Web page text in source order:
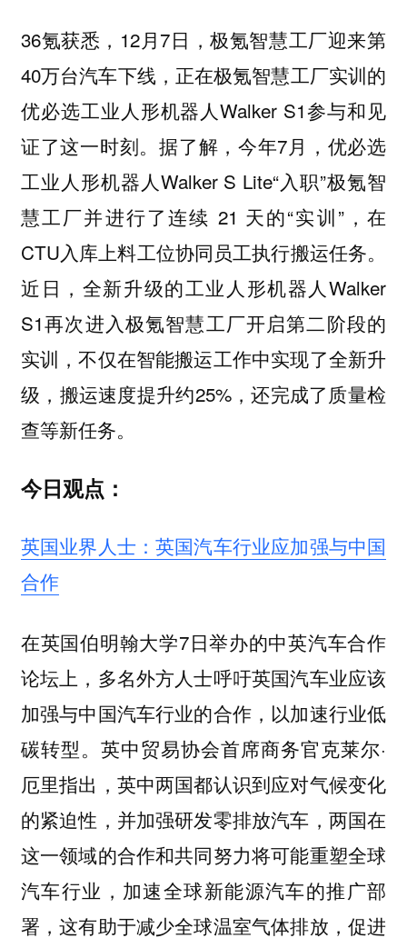
36氪获悉，12月7日，极氪智慧工厂迎来第
40万台汽车下线，正在极氪智慧工厂实训的
优必选工业人形机器人Walker S1参与和见
证了这一时刻。据了解，今年7月，优必选
工业人形机器人Walker S Lite“入职”极氪智
慧工厂并进行了连续 21 天的“实训”，在
CTU入库上料工位协同员工执行搬运任务。
近日，全新升级的工业人形机器人Walker
S1再次进入极氪智慧工厂开启第二阶段的
实训，不仅在智能搬运工作中实现了全新升
级，搬运速度提升约25%，还完成了质量检
查等新任务。
今日观点：
英国业界人士：英国汽车行业应加强与中国
合作
在英国伯明翰大学7日举办的中英汽车合作
论坛上，多名外方人士呼吁英国汽车业应该
加强与中国汽车行业的合作，以加速行业低
碳转型。英中贸易协会首席商务官克莱尔·
厄里指出，英中两国都认识到应对气候变化
的紧迫性，并加强研发零排放汽车，两国在
这一领域的合作和共同努力将可能重塑全球
汽车行业，加速全球新能源汽车的推广部
署，这有助于减少全球温室气体排放，促进